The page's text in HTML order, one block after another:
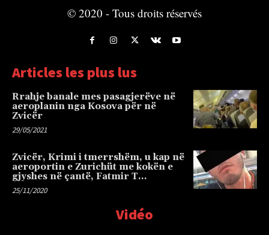
© 2020 - Tous droits réservés
Articles les plus lus
Rrahje banale mes pasagjerëve në
aeroplanin nga Kosova për në
Zvicër
29/05/2021
Zvicër, Krimi i tmerrshëm, u kap në
aeroportin e Zurichüt me kokën e
gjyshes në çantë, Fatmir T…
25/11/2020
Vidéo